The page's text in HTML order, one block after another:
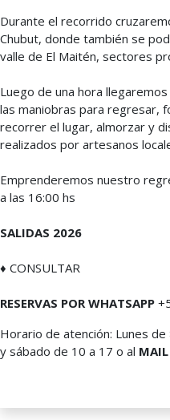
Durante el recorrido
Chubut, donde también se
valle de El Maitén, sectores
Luego de una hora
las maniobras para regresar,
recorrer el lugar, almorzar y
realizados por artesanos
Emprenderemos nuestro
a las 16:00 hs
SALIDAS 2026
♦ CONSULTAR
RESERVAS POR WHATSAPP
Horario de atención: Lunes
y sábado de 10 a 17 o al MAIL